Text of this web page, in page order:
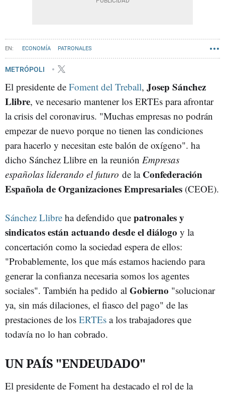
ECONOMÍA PATRONALES
METRÓPOLI
El presidente de Foment del Treball, Josep Sánchez
Llibre, ve necesario mantener los ERTEs para afrontar
la crisis del coronavirus. "Muchas empresas no podrán
empezar de nuevo porque no tienen las condiciones
para hacerlo y necesitan este balón de oxígeno". ha
dicho Sánchez Llibre en la reunión Empresas
españolas liderando el futuro de la Confederación
Española de Organizaciones Empresariales (CEOE).
Sánchez Llibre ha defendido que patronales y
sindicatos están actuando desde el diálogo y la
concertación como la sociedad espera de ellos:
"Probablemente, los que más estamos haciendo para
generar la confianza necesaria somos los agentes
sociales". También ha pedido al Gobierno "solucionar
ya, sin más dilaciones, el fiasco del pago" de las
prestaciones de los ERTEs a los trabajadores que
todavía no lo han cobrado.
UN PAÍS "ENDEUDADO"
El presidente de Foment ha destacado el rol de la